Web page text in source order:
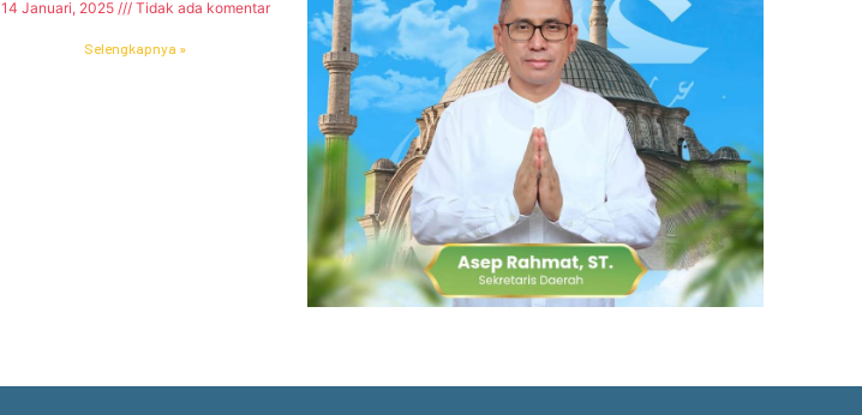
14 Januari, 2025 Tidak ada komentar
Selengkapnya »